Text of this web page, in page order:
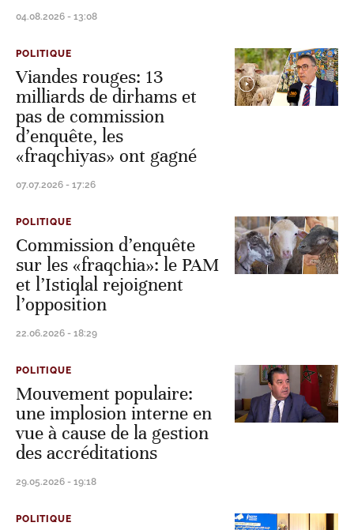
04.08.2026 - 13:08
POLITIQUE
Viandes rouges: 13
milliards de dirhams et
pas de commission
d’enquête, les
«fraqchiyas» ont gagné
07.07.2026 - 17:26
POLITIQUE
Commission d’enquête
sur les «fraqchia»: le PAM
et l’Istiqlal rejoignent
l’opposition
22.06.2026 - 18:29
POLITIQUE
Mouvement populaire:
une implosion interne en
vue à cause de la gestion
des accréditations
29.05.2026 - 19:18
POLITIQUE